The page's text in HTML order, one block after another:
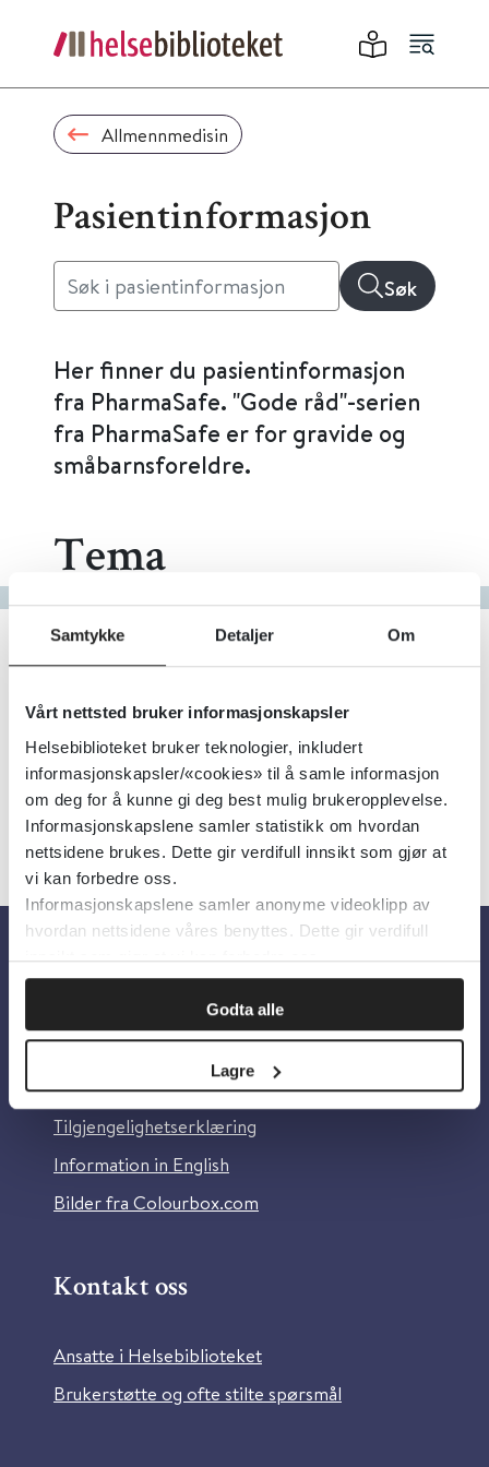
Samtykke Detaljer Om
Vårt nettsted bruker informasjonskapsler
Helsebiblioteket bruker teknologier, inkludert
informasjonskapsler/«cookies» til å samle informasjon
om deg for å kunne gi deg best mulig brukeropplevelse.
Informasjonskapslene samler statistikk om hvordan
nettsidene brukes. Dette gir verdifull innsikt som gjør at
vi kan forbedre oss.
Informasjonskapslene samler anonyme videoklipp av
hvordan nettsidene våres benyttes. Dette gir verdifull
innsikt som gjør at vi kan forbedre oss.
Godta alle
Lagre
Allmennmedisin
Pasientinformasjon
Søk
Her finner du pasientinformasjon
fra PharmaSafe. "Gode råd"-serien
fra PharmaSafe er for gravide og
småbarnsforeldre.
Tema
Gå til bokstav
Filter
« 3 »
Om oss
Om Helsebiblioteket
Personvern og informasjonskapsler
Tilgjengelighetserklæring
Information in English
Bilder fra Colourbox.com
Kontakt oss
Ansatte i Helsebiblioteket
Brukerstøtte og ofte stilte spørsmål